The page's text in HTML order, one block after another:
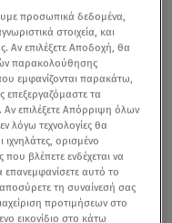
προσωπικά δεδομένα,
στοιχεία, και
επιλέξετε Αποδοχή, θα
παρακολούθησης
εμφανίζονται παρακάτω,
επεξεργαζόμαστε τα
επιλέξετε Απόρριψη όλων
λόγω τεχνολογίες θα
ορισμένο
που βλέπετε ενδέχεται να
επανεμφανίσετε αυτό το
αποσύρετε τη συναίνεσή σας
προτιμήσεων στο
εικονίδιο στο κάτω